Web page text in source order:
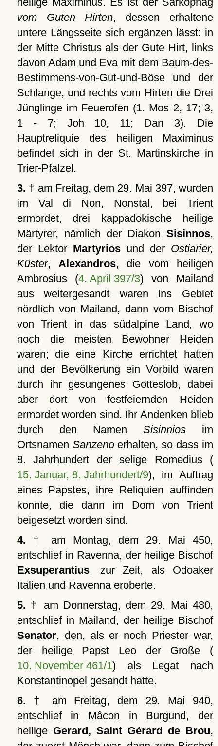
vom Guten Hirten, dessen erhaltene
untere Längsseite sich ergänzen lässt: in
der Mitte Christus als der Gute Hirt, links
davon Adam und Eva mit dem Baum-des-
Bestimmens-von-Gut-und-Böse und der
Schlange, und rechts vom Hirten die Drei
Jünglinge im Feuerofen (1. Mos 2, 17; 3,
1 - 7; Joh 10, 11; Dan 3). Die
Hauptreliquie des heiligen Maximinus
befindet sich in der St. Martinskirche in
Trier-Pfalzel.
3. † am Freitag, dem 29. Mai 397, wurden
im Val di Non, Nonstal, bei Trient
ermordet, drei kappadokische heilige
Märtyrer, nämlich der Diakon Sisinnos,
der Lektor Martyriosund der Ostiarier,
Küster,Alexandros, die vom heiligen
Ambrosius (4. April 397/3) von Mailand
aus weitergesandt waren ins Gebiet
nördlich von Mailand, dann vom Bischof
von Trient in das südalpine Land, wo
noch die meisten Bewohner Heiden
waren; die eine Kirche errichtet hatten
und der Bevölkerung ein Vorbild waren
durch ihr gesungenes Gotteslob, dabei
aber dort von festfeiernden Heiden
ermordet worden sind. Ihr Andenken blieb
durch den Namen Sisinniosim
Ortsnamen Sanzenoerhalten, so dass im
8. Jahrhundert der selige Romedius (
15. Januar, 8. Jahrhundert/9), im Auftrag
eines Papstes, ihre Reliquien auffinden
konnte, die dann im Dom von Trient
beigesetzt worden sind.
4. † am Montag, dem 29. Mai 450,
entschlief in Ravenna, der heilige Bischof
Exsuperantius, zur Zeit, als Odoaker
Italien und Ravenna eroberte.
5. † am Donnerstag, dem 29. Mai 480,
entschlief in Mailand, der heilige Bischof
Senator, den, als er noch Priester war,
der heilige Papst Leo der Große (
10. November 461/1) als Legat nach
Konstantinopel gesandt hatte.
6. † am Freitag, dem 29. Mai 940,
entschlief in Mâcon in Burgund, der
heilige Gerard, Saint Gérard de Brou,